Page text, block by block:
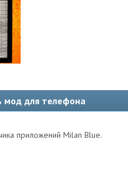
мод для телефона
приложений Milan Blue.